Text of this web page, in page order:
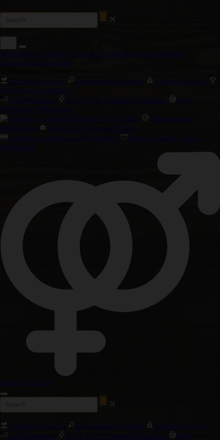
Wietzaadjes Collecties Speciale Aanbiedingen Groothandel
Aanmelden Aanmelden
Autoflower Zaden
Gefeminiseerde zaden
Nieuwe uitgaven
Cannabis Cup Winaars
Cali Wietzaden
Hoog THC Gehalte Wietzaadjes
Hoge
Opbrengst Wietzaadjes
Precision F1 Hybrids
Ontspannende
Wietsoorten
Hoge CBD Wietsoort Zaden
klassieke Amsterdamse Wietzaadjes
Beste Smaak & Aroma
Wietsoorten
Reguliere Zaden
Autoflower Zaden Gefeminiseerde zaden
Nieuwe uitgaven
Cali Wietzaden
Hoog THC Gehalte Wietzaadjes Hoge